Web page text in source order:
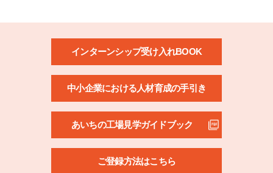
インターンシップ受け入れBOOK
中小企業における人材育成の手引き
あいちの工場見学ガイドブック
ご登録方法はこちら